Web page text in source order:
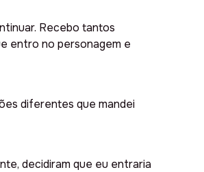
Recebo tantos
entro no personagem e
diferentes que mandei
decidiram que eu entraria